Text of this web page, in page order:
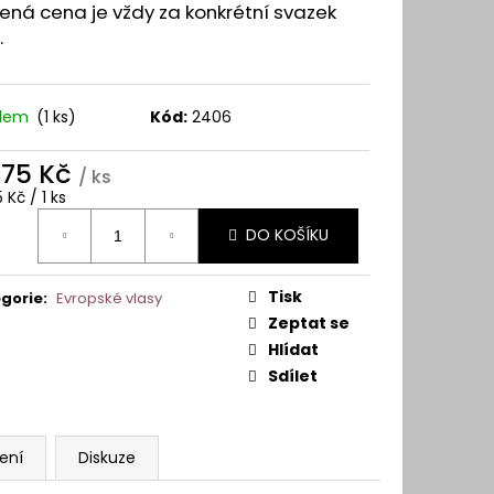
cena je vždy za konkrétní svazek
(1 ks) Kód: 2406
Kč / ks
Kč / 1 ks
DO KOŠÍKU
: Evropské vlasy
Tisk
Zeptat se
Hlídat
Sdílet
Diskuze